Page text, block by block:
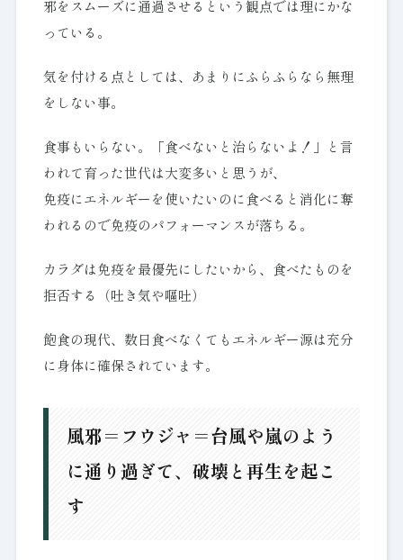
邪をスムーズに通過させるという観点では理にかな
っている。
気を付ける点としては、あまりにふらふらなら無理
をしない事。
食事もいらない。「食べないと治らないよ！」と言
われて育った世代は大変多いと思うが、
免疫にエネルギーを使いたいのに食べると消化に奪
われるので免疫のパフォーマンスが落ちる。
カラダは免疫を最優先にしたいから、食べたものを
拒否する（吐き気や嘔吐）
飽食の現代、数日食べなくてもエネルギー源は充分
に身体に確保されています。
風邪＝フウジャ＝台風や嵐のよう
に通り過ぎて、破壊と再生を起こ
す